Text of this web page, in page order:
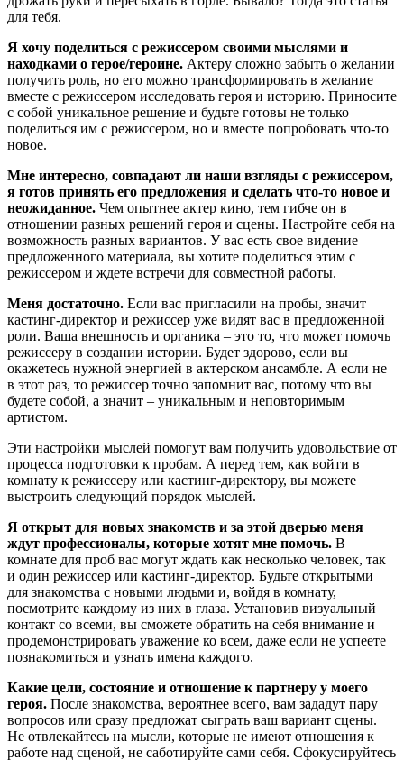
для тебя.
Я хочу поделиться с режиссером своими мыслями и
находками о герое/героине. Актеру сложно забыть о желании
получить роль, но его можно трансформировать в желание
вместе с режиссером исследовать героя и историю. Приносите
с собой уникальное решение и будьте готовы не только
поделиться им с режиссером, но и вместе попробовать что-то
новое.
Мне интересно, совпадают ли наши взгляды с режиссером,
я готов принять его предложения и сделать что-то новое и
неожиданное. Чем опытнее актер кино, тем гибче он в
отношении разных решений героя и сцены. Настройте себя на
возможность разных вариантов. У вас есть свое видение
предложенного материала, вы хотите поделиться этим с
режиссером и ждете встречи для совместной работы.
Меня достаточно. Если вас пригласили на пробы, значит
кастинг-директор и режиссер уже видят вас в предложенной
роли. Ваша внешность и органика – это то, что может помочь
режиссеру в создании истории. Будет здорово, если вы
окажетесь нужной энергией в актерском ансамбле. А если не
в этот раз, то режиссер точно запомнит вас, потому что вы
будете собой, а значит – уникальным и неповторимым
артистом.
Эти настройки мыслей помогут вам получить удовольствие от
процесса подготовки к пробам. А перед тем, как войти в
комнату к режиссеру или кастинг-директору, вы можете
выстроить следующий порядок мыслей.
Я открыт для новых знакомств и за этой дверью меня
ждут профессионалы, которые хотят мне помочь. В
комнате для проб вас могут ждать как несколько человек, так
и один режиссер или кастинг-директор. Будьте открытыми
для знакомства с новыми людьми и, войдя в комнату,
посмотрите каждому из них в глаза. Установив визуальный
контакт со всеми, вы сможете обратить на себя внимание и
продемонстрировать уважение ко всем, даже если не успеете
познакомиться и узнать имена каждого.
Какие цели, состояние и отношение к партнеру у моего
героя. После знакомства, вероятнее всего, вам зададут пару
вопросов или сразу предложат сыграть ваш вариант сцены.
Не отвлекайтесь на мысли, которые не имеют отношения к
работе над сценой, не саботируйте сами себя. Сфокусируйтесь